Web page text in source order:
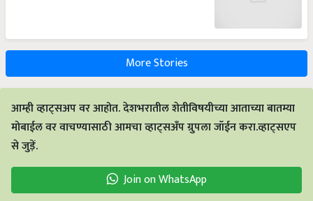
More Stories
आम्ही व्हाट्सअप वर आहोत. देशभरातील शेतीविषयीच्या आताच्या बातम्या
मोबाईल वर वाचण्यासाठी आमचा व्हाट्सअँप ग्रुपला जॉईन करा.व्हाट्सएप
से जुड़ें.
Join on WhatsApp